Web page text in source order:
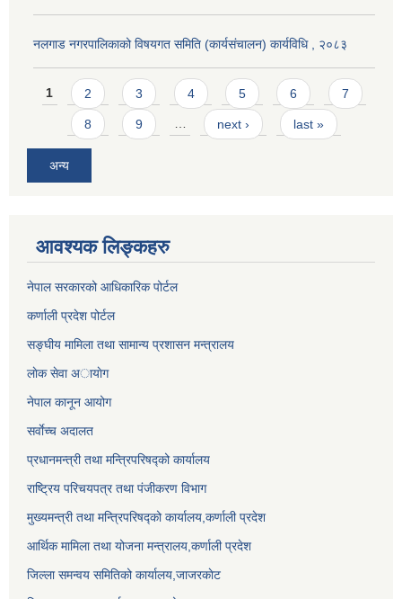
नलगाड नगरपालिकाको विषयगत समिति (कार्यसंचालन) कार्यविधि , २०८३
Pages
1 2 3 4 5 6 7
8 9 … next › last »
अन्य
आवश्यक लिङ्कहरु
नेपाल सरकारको आधिकारिक पोर्टल
कर्णाली प्रदेश पोर्टल
सङ्घीय मामिला तथा सामान्य प्रशासन मन्त्रालय
लाेक सेवा अायाेग
नेपाल कानून आयोग
सर्वाेच्च अदालत
प्रधानमन्त्री तथा मन्त्रिपरिषद्को कार्यालय
राष्ट्रिय परिचयपत्र तथा पंजीकरण विभाग
मुख्यमन्त्री तथा मन्त्रिपरिषद्को कार्यालय,कर्णाली प्रदेश
आर्थिक मामिला तथा योजना मन्त्रालय,कर्णाली प्रदेश
जिल्ला समन्वय समितिको कार्यालय,जाजरकाेट